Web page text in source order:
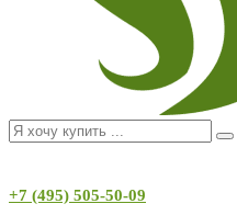
+7 (495) 505-50-09